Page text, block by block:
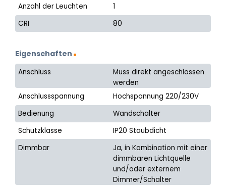
Anzahl der Leuchten
1
CRI
80
Eigenschaften
Anschluss
Muss direkt angeschlossen
werden
Anschlussspannung
Hochspannung 220/230V
Bedienung
Wandschalter
Schutzklasse
IP20 Staubdicht
Dimmbar
Ja, in Kombination mit einer
dimmbaren Lichtquelle
und/oder externem
Dimmer/Schalter